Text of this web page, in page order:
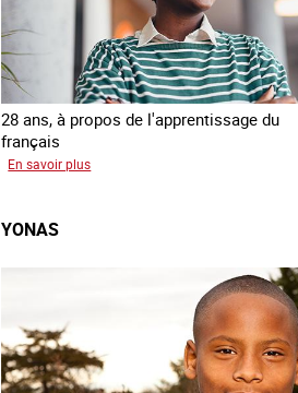
28 ans, à propos de l'apprentissage du
français
En savoir plus
YONAS